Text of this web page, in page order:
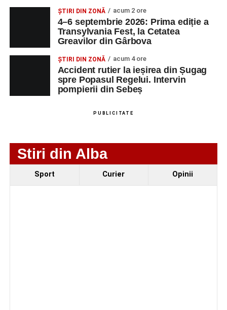
Urmărește-ne pe Google News
Ultimele știri din Sebeș
4–6 septembrie 2026: Prima ediție a Transylvania
Fest, la Cetatea Greavilor din Gârbova
Accident rutier la ieșirea din Șugag spre Popasul
Regelui. Intervin pompierii din Sebeș
Biciclist de 70 de ani, rănit într-un accident rutier
ȘTIRI DIN ZONĂ acum 2 ore
4–6 septembrie 2026: Prima ediție a
Transylvania Fest, la Cetatea
Greavilor din Gârbova
ȘTIRI DIN ZONĂ acum 4 ore
Accident rutier la ieșirea din Șugag
spre Popasul Regelui. Intervin
pompierii din Sebeș
PUBLICITATE
Stiri din Alba
Sport Curier Opinii